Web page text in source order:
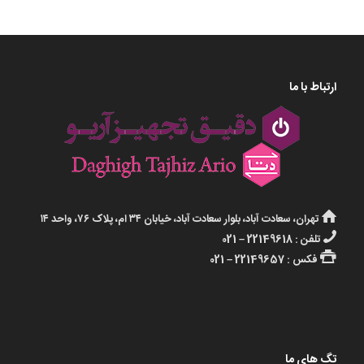
ارتباط با ما
تهران، سعادت آباد، بلوار سعادت آباد، خیابان ۳۴ ام، پلاک ۷۶، واحد ۱۴
تلفن : 22149618 – 021
فکس : 22149657 – 021
تگ های ما